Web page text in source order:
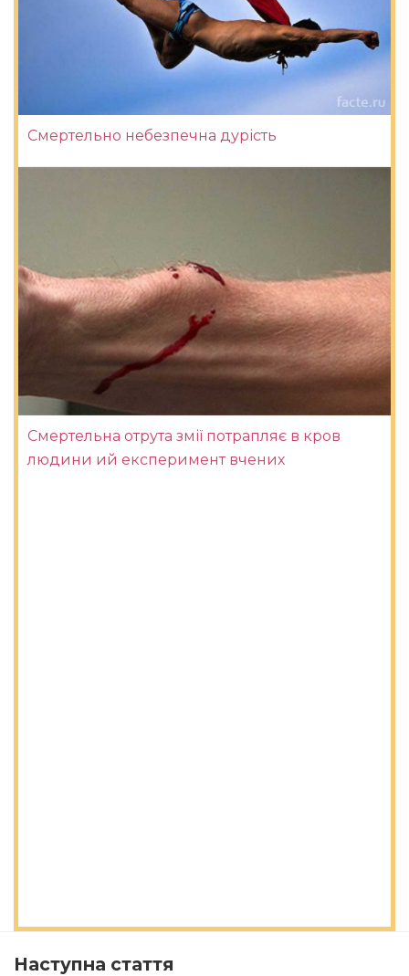
Смертельно небезпечна дурість
Смертельна отрута змії потрапляє в кров
людини ий експеримент вчених
Наступна стаття